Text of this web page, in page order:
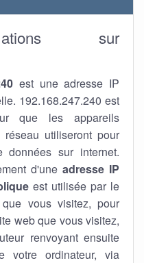
sur
est une adresse IP
192.168.247.240 est
que les appareils
réseau utiliseront pour
données sur internet.
d'une adresse IP
est utilisée par le
vous visitez, pour
web que vous visitez,
renvoyant ensuite
votre ordinateur, via